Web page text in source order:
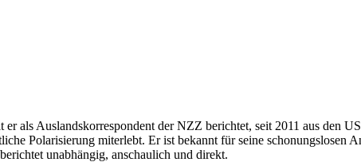
als Auslandskorrespondent der NZZ berichtet, seit 2011 aus den
Polarisierung miterlebt. Er ist bekannt für seine schonungslosen
unabhängig, anschaulich und direkt.